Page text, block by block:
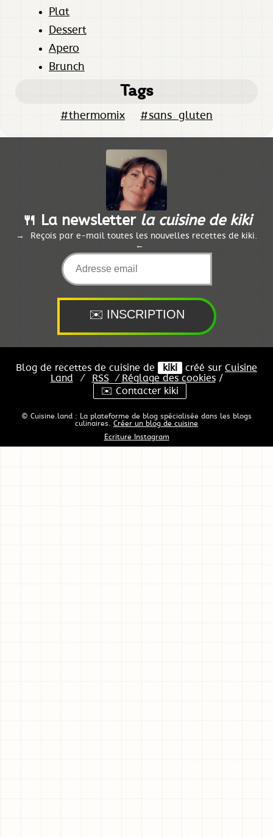
Plat
Dessert
Apero
Brunch
Tags
#thermomix #sans_gluten
🍴 La newsletter la cuisine de kiki
Reçois par e-mail toutes les nouvelles recettes de kiki.
Blog de recettes de cuisine de kiki créé sur Cuisine
Land
⁄ RSS ⁄ Réglage des cookies/
✉️ Contacter kiki
© Cuisine.land : La plateforme de blog spécialisée dans les blogs
culinaires. Créer un blog de cuisine
Ecriture Instagram